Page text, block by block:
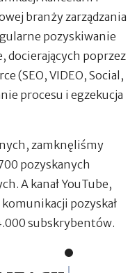
branży zarządzania
pozyskiwanie
docierających poprzez
(SEO, VIDEO, Social,
procesu i egzekucja
zamknęliśmy
pozyskanych
A kanał YouTube,
pozyskał
subskrybentów.